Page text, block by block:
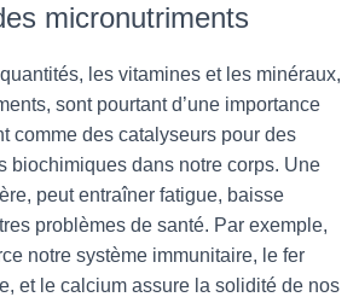
micronutriments
les vitamines et les minéraux,
sont pourtant d’une importance
comme des catalyseurs pour des
biochimiques dans notre corps. Une
peut entraîner fatigue, baisse
problèmes de santé. Par exemple,
notre système immunitaire, le fer
et le calcium assure la solidité de nos